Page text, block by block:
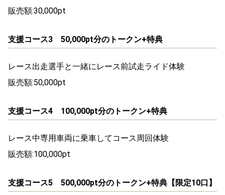
販売額:30,000pt
支援コース3 50,000pt分のトークン+特典
レース出走選手と一緒にレース前試走ライド体験
販売額:50,000pt
支援コース4 100,000pt分のトークン+特典
レース中専用車両に乗車してコース周回体験
販売額:100,000pt
支援コース5 500,000pt分のトークン+特典【限定10口】